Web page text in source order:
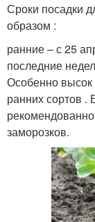
Сроки посадки
образом :
ранние – с 25
последние
Особенно высок
ранних сортов .
заморозков.